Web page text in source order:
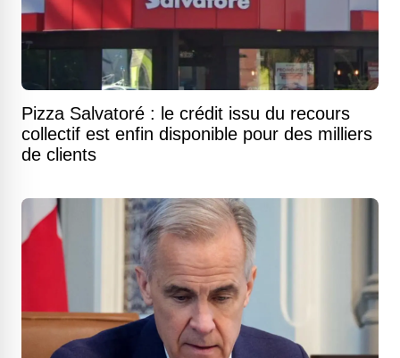
Pizza Salvatoré : le crédit issu du recours
collectif est enfin disponible pour des milliers
de clients